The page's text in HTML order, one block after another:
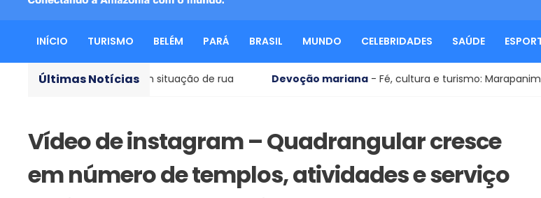
INÍCIO TURISMO BELÉM PARÁ BRASIL MUNDO CELEBRIDADES SAÚDE
Últimas Notícias
de pessoas em situação de rua Devoção mariana- Fé, cultura e turismo: Marapanim celebra o
Vídeo de instagram – Quadrangular cresce
em número de templos, atividades e serviço